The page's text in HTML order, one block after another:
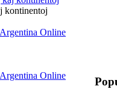
kontinentoj
Argentina Online
Argentina Online